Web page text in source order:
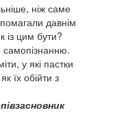
ніж саме
давнім
цим бути?
у які пастки
їх обійти з